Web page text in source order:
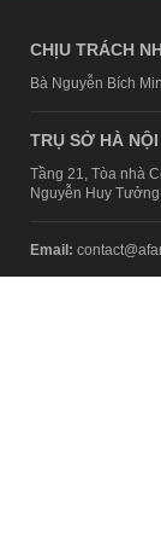
CHỊU TRÁCH
Bà Nguyễn Bích
TRỤ SỞ HÀ NỘI
Tầng 21, Tòa nhà
Nguyễn Huy
Email: